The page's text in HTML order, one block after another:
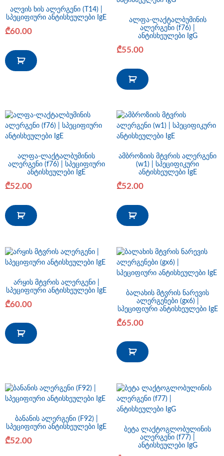
ალვის ხის ალერგენი (T14) |
სპეციფიური ანტისხეულები IgE
₾60.00
ალფა-ლაქტალბუმინის
ალერგენი (f76) |
ანტისხეულები IgG
₾55.00
ალფა-ლაქტალბუმინის
ალერგენი (f76) | სპეციფიური
ანტისხეულები IgE
₾52.00
ამბროზიის მტვრის ალერგენი
(w1) | სპეციფიკური
ანტისხეულები IgE
₾52.00
არყის მტვრის ალერგენი |
სპეციფიური ანტისხეულები IgE
₾60.00
ბალახის მტვრის ნარევის
ალერგენები (gx6) |
სპეციფიური ანტისხეულები IgE
₾65.00
ბანანის ალერგენი (F92) |
სპეციფიური ანტისხეულები IgE
₾52.00
ბეტა ლაქტოგლობულინის
ალერგენი (f77) |
ანტისხეულები IgG